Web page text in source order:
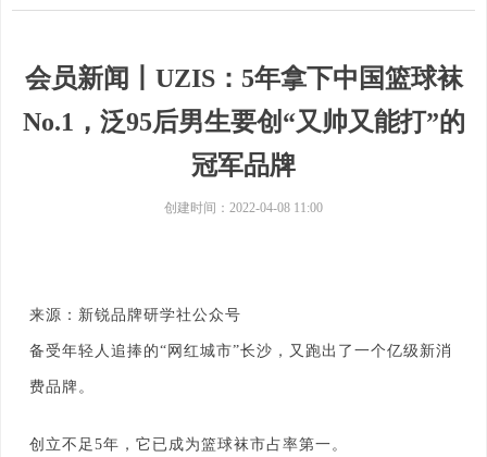
会员新闻丨UZIS：5年拿下中国篮球袜
No.1，泛95后男生要创“又帅又能打”的
冠军品牌
来源：新锐品牌研学社公众号
备受年轻人追捧的“网红城市”长沙，又跑出了一个亿级新消
费品牌。
创立不足5年，它已成为篮球袜市占率第一。
创建时间： 2022-04-08 11:00